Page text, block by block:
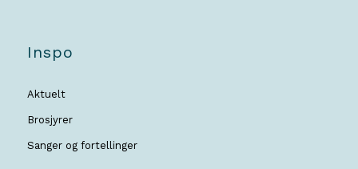
Inspo
Aktuelt
Brosjyrer
Sanger og fortellinger